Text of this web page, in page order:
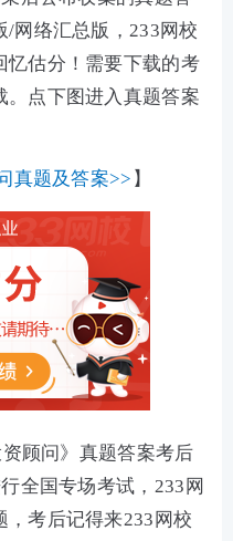
/网络汇总版，233网校
忆估分！需要下载的考
点下图进入真题答案
真题及答案>> 】
顾问》真题答案考后
全国专场考试，233网
考后记得来233网校